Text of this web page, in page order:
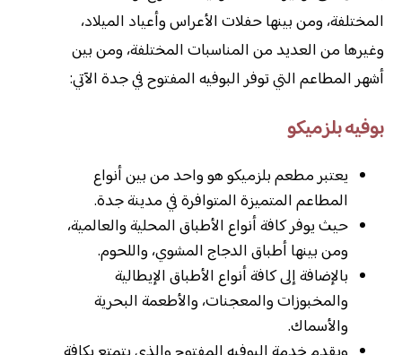
المختلفة، ومن بينها حفلات الأعراس وأعياد الميلاد،
وغيرها من العديد من المناسبات المختلفة، ومن بين
أشهر المطاعم التي توفر البوفيه المفتوح في جدة الآتي:
بوفيه بلزميكو
يعتبر مطعم بلزميكو هو واحد من بين أنواع
المطاعم المتميزة المتوافرة في مدينة جدة.
حيث يوفر كافة أنواع الأطباق المحلية والعالمية،
ومن بينها أطباق الدجاج المشوي، واللحوم.
بالإضافة إلى كافة أنواع الأطباق الإيطالية
والمخبوزات والمعجنات، والأطعمة البحرية
والأسماك.